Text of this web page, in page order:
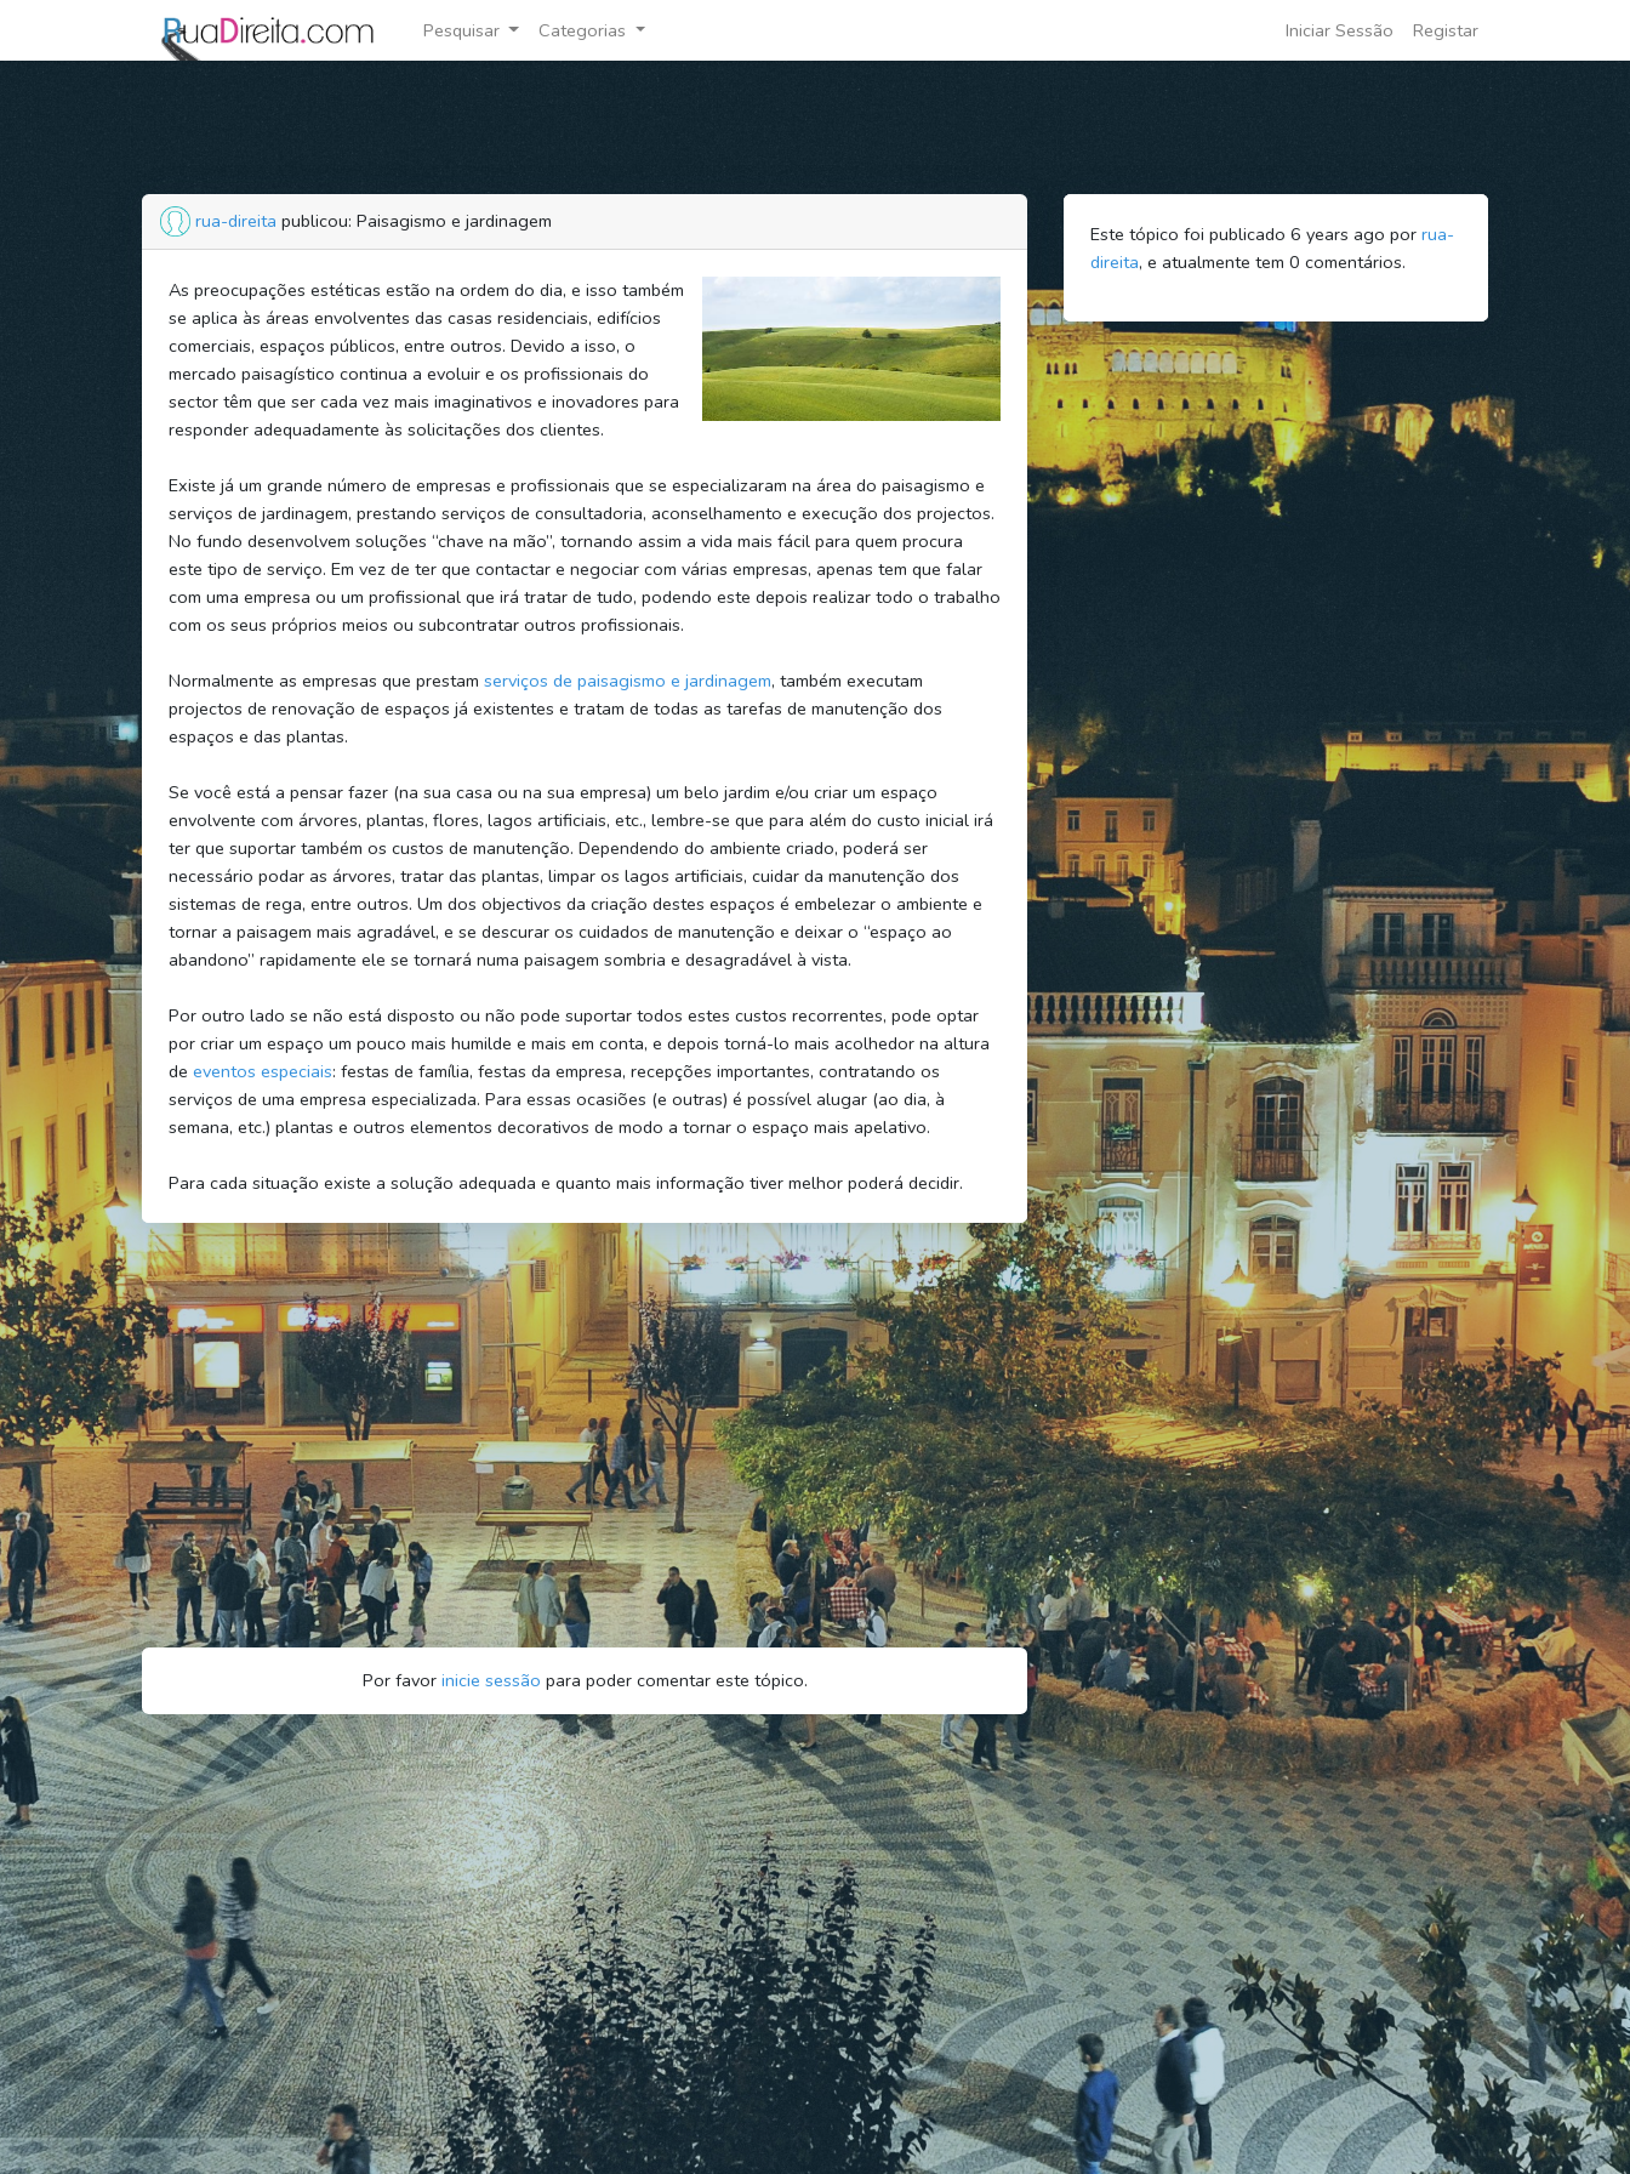
Pesquisar Categorias Iniciar Sessão Registar
rua-direita publicou: Paisagismo e jardinagem
As preocupações estéticas estão na ordem do dia, e isso também
se aplica às áreas envolventes das casas residenciais, edifícios
comerciais, espaços públicos, entre outros. Devido a isso, o
mercado paisagístico continua a evoluir e os profissionais do
sector têm que ser cada vez mais imaginativos e inovadores para
responder adequadamente às solicitações dos clientes.
Existe já um grande número de empresas e profissionais que se especializaram na área do paisagismo e
serviços de jardinagem, prestando serviços de consultadoria, aconselhamento e execução dos projectos.
No fundo desenvolvem soluções “chave na mão”, tornando assim a vida mais fácil para quem procura
este tipo de serviço. Em vez de ter que contactar e negociar com várias empresas, apenas tem que falar
com uma empresa ou um profissional que irá tratar de tudo, podendo este depois realizar todo o trabalho
com os seus próprios meios ou subcontratar outros profissionais.
Normalmente as empresas que prestam serviços de paisagismo e jardinagem, também executam
projectos de renovação de espaços já existentes e tratam de todas as tarefas de manutenção dos
espaços e das plantas.
Se você está a pensar fazer (na sua casa ou na sua empresa) um belo jardim e/ou criar um espaço
envolvente com árvores, plantas, flores, lagos artificiais, etc., lembre-se que para além do custo inicial irá
ter que suportar também os custos de manutenção. Dependendo do ambiente criado, poderá ser
necessário podar as árvores, tratar das plantas, limpar os lagos artificiais, cuidar da manutenção dos
sistemas de rega, entre outros. Um dos objectivos da criação destes espaços é embelezar o ambiente e
tornar a paisagem mais agradável, e se descurar os cuidados de manutenção e deixar o “espaço ao
abandono” rapidamente ele se tornará numa paisagem sombria e desagradável à vista.
Por outro lado se não está disposto ou não pode suportar todos estes custos recorrentes, pode optar
por criar um espaço um pouco mais humilde e mais em conta, e depois torná-lo mais acolhedor na altura
de eventos especiais: festas de família, festas da empresa, recepções importantes, contratando os
serviços de uma empresa especializada. Para essas ocasiões (e outras) é possível alugar (ao dia, à
semana, etc.) plantas e outros elementos decorativos de modo a tornar o espaço mais apelativo.
Para cada situação existe a solução adequada e quanto mais informação tiver melhor poderá decidir.
Por favor inicie sessão para poder comentar este tópico.
Este tópico foi publicado 6 years ago por rua-
direita, e atualmente tem 0 comentários.